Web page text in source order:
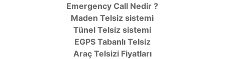
Emergency Call Nedir ?
Maden Telsiz sistemi
Tünel Telsiz sistemi
EGPS Tabanlı Telsiz
Araç Telsizi Fiyatları